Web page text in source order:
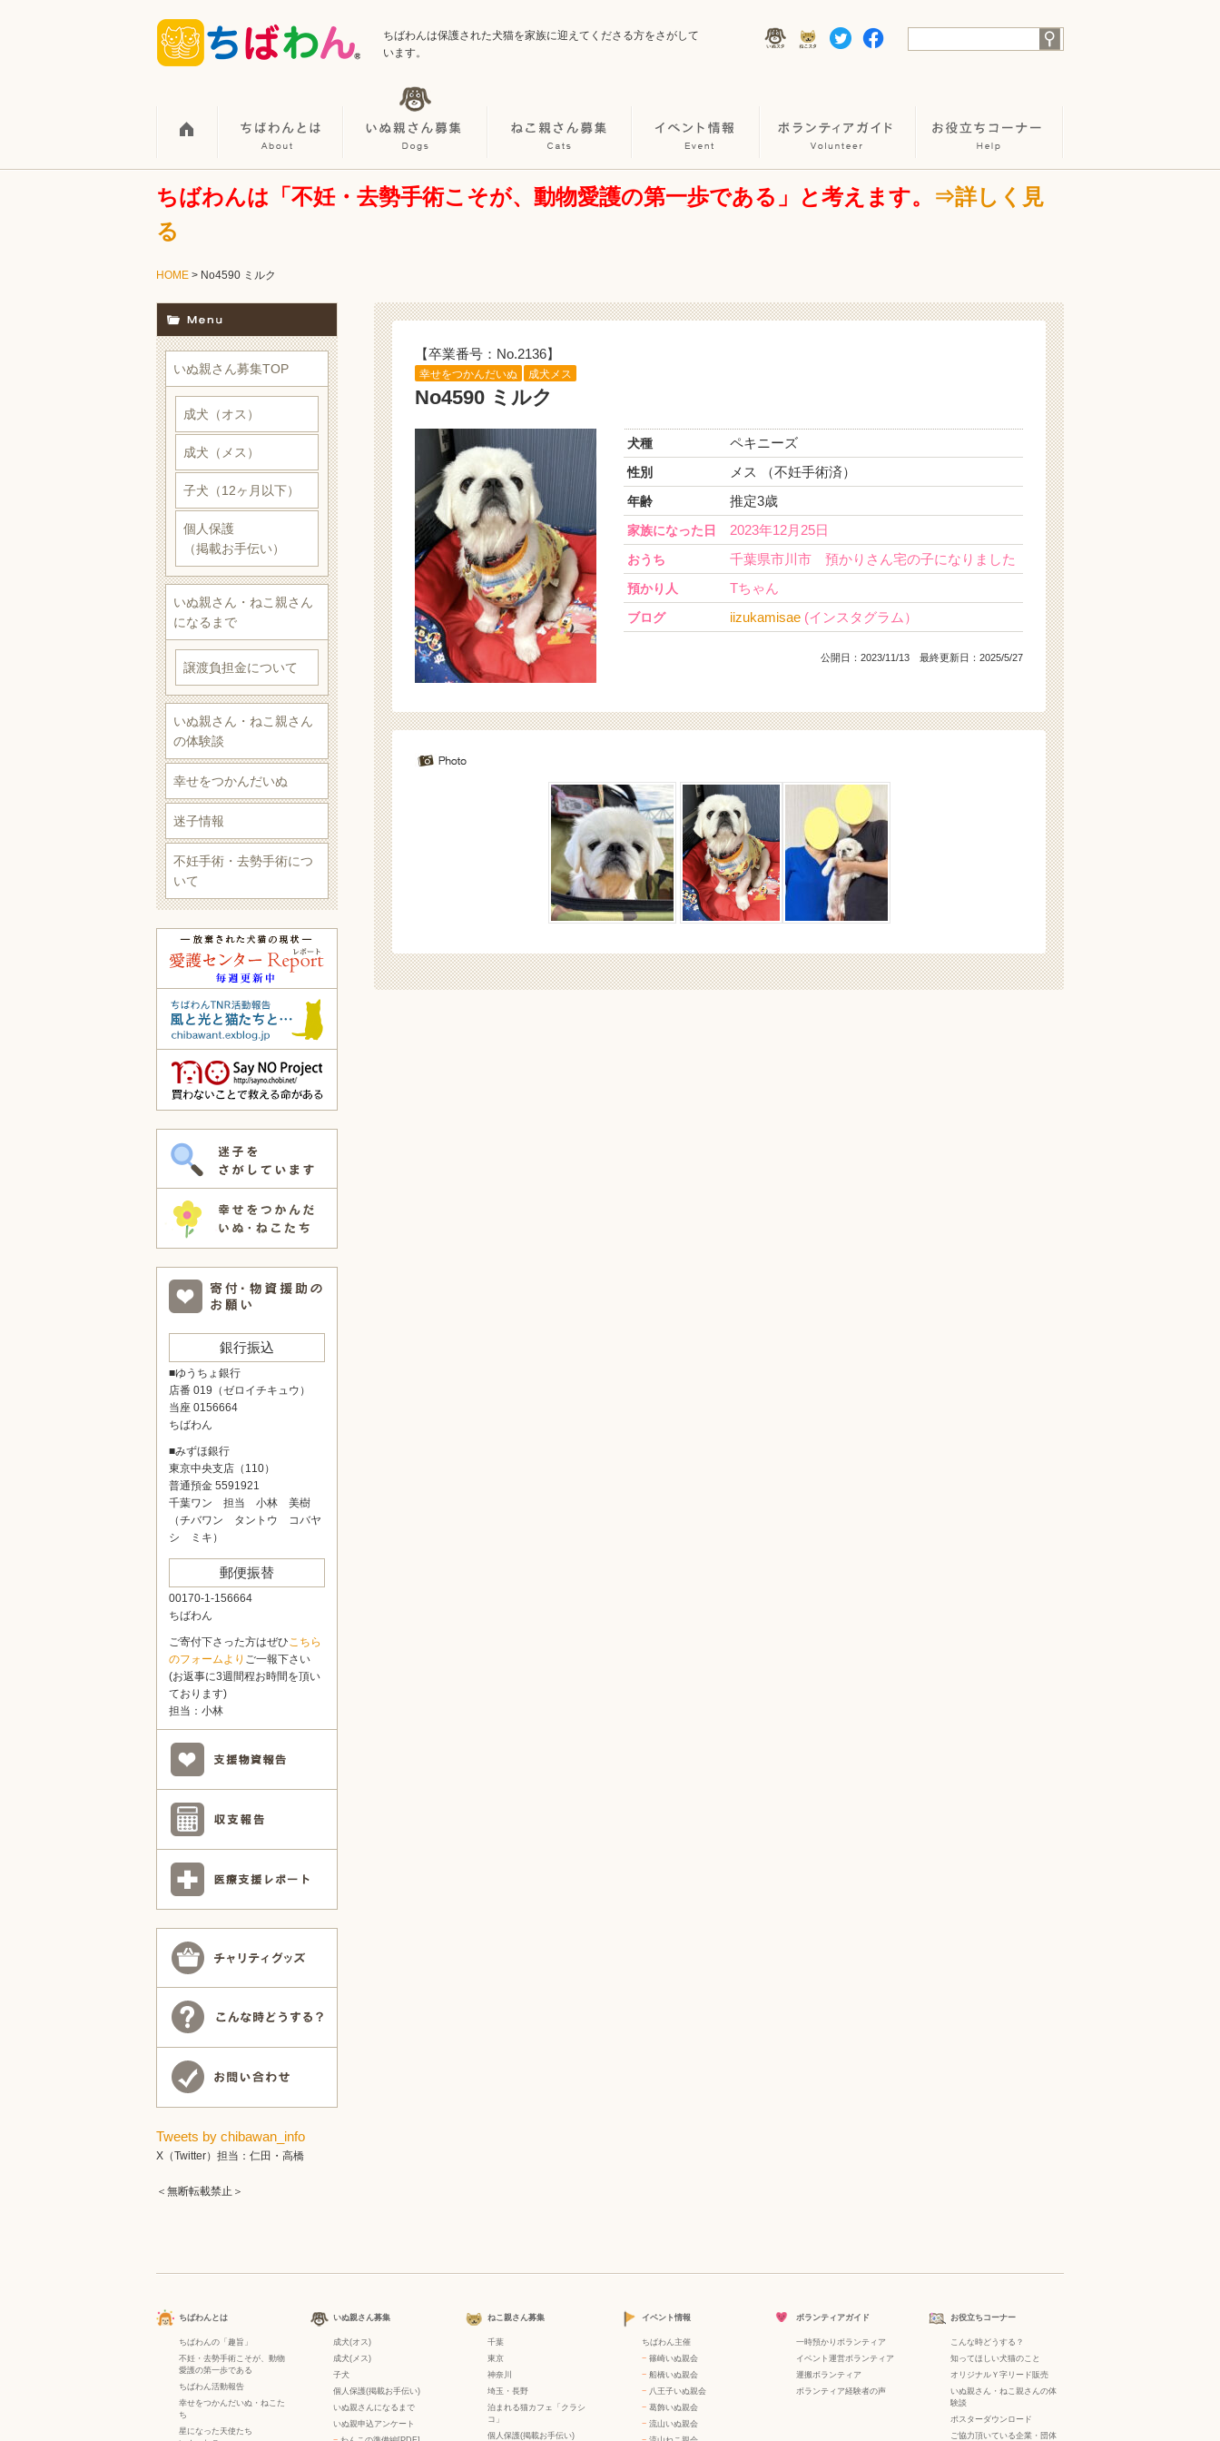
ちばわんは保護された犬猫を家族に迎えてくださる方をさがして
います。
ちばわんは「不妊・去勢手術こそが、動物愛護の第一歩である」と考えます。
⇒詳しく見
る
HOME > No4590 ミルク
【卒業番号：No.2136】
幸せをつかんだいぬ 成犬メス
No4590 ミルク
犬種 ペキニーズ
性別 メス （不妊手術済）
年齢 推定3歳
家族になった日 2023年12月25日
おうち 千葉県市川市 預かりさん宅の子になりました
預かり人 Tちゃん
ブログ iizukamisae (インスタグラム）
公開日： 2023/11/13 最終更新日：2025/5/27
いぬ親さん募集TOP
成犬（オス）
成犬（メス）
子犬（12ヶ月以下）
個人保護
（掲載お手伝い）
いぬ親さん・ねこ親さん
になるまで
譲渡負担金について
いぬ親さん・ねこ親さん
の体験談
幸せをつかんだいぬ
迷子情報
不妊手術・去勢手術につ
いて
銀行振込
■ゆうちょ銀行
店番 019（ゼロイチキュウ）
当座 0156664
ちばわん
■みずほ銀行
東京中央支店（110）
普通預金 5591921
千葉ワン 担当 小林 美樹
（チバワン タントウ コバヤ
シ ミキ）
郵便振替
00170-1-156664
ちばわん
ご寄付下さった方はぜひこちら
のフォームより ご一報下さい
(お返事に3週間程お時間を頂い
ております)
担当：小林
Tweets by chibawan_info
X（Twitter）担当：仁田・高橋
＜無断転載禁止＞
ちばわんとは
ちばわんの「趣旨」
不妊・去勢手術こそが、動物
愛護の第一歩である
ちばわん活動報告
幸せをつかんだいぬ・ねこた
ち
星になった天使たち
いぬ親さん募集
成犬(オス)
成犬(メス)
子犬
個人保護(掲載お手伝い)
いぬ親さんになるまで
いぬ親申込アンケート
ねこ親さん募集
千葉
東京
神奈川
埼玉・長野
泊まれる猫カフェ「クラシ
コ」
個人保護(掲載お手伝い)
イベント情報
ちばわん主催
− 篠崎いぬ親会
− 船橋いぬ親会
− 八王子いぬ親会
− 葛飾いぬ親会
− 流山いぬ親会
ボランティアガイド
一時預かりボランティア
イベント運営ボランティア
運搬ボランティア
ボランティア経験者の声
お役立ちコーナー
こんな時どうする？
知ってほしい犬猫のこと
オリジナルＹ字リード販売
いぬ親さん・ねこ親さんの体
験談
ポスターダウンロード
ご協力頂いている企業・団体